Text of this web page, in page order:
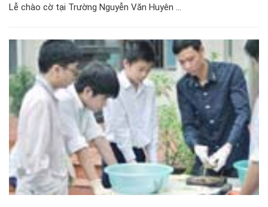
Lễ chào cờ tại Trường Nguyễn Văn Huyên ...